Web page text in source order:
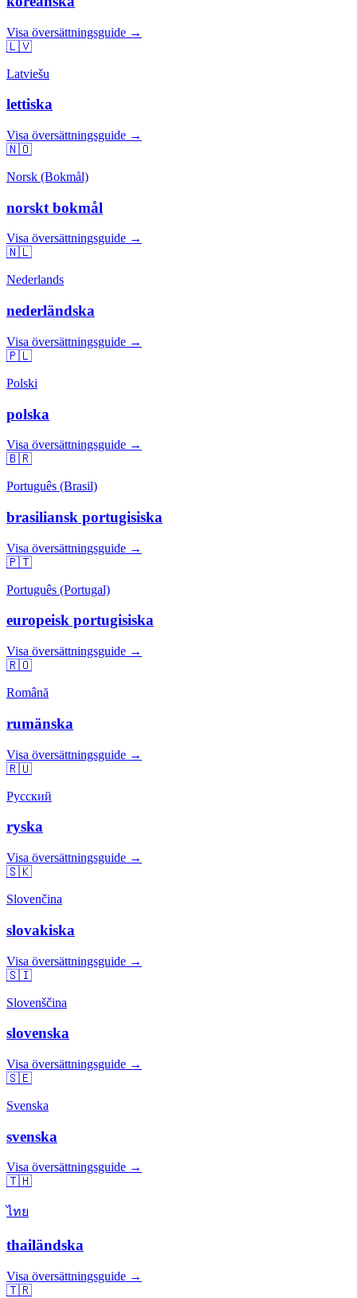
Visa översättningsguide →
🇱🇻
Latviešu
lettiska
Visa översättningsguide →
🇳🇴
Norsk (Bokmål)
norskt bokmål
Visa översättningsguide →
🇳🇱
Nederlands
nederländska
Visa översättningsguide →
🇵🇱
Polski
polska
Visa översättningsguide →
🇧🇷
Português (Brasil)
brasiliansk portugisiska
Visa översättningsguide →
🇵🇹
Português (Portugal)
europeisk portugisiska
Visa översättningsguide →
🇷🇴
Română
rumänska
Visa översättningsguide →
🇷🇺
Русский
ryska
Visa översättningsguide →
🇸🇰
Slovenčina
slovakiska
Visa översättningsguide →
🇸🇮
Slovenščina
slovenska
Visa översättningsguide →
🇸🇪
Svenska
svenska
Visa översättningsguide →
🇹🇭
ไทย
thailändska
Visa översättningsguide →
🇹🇷